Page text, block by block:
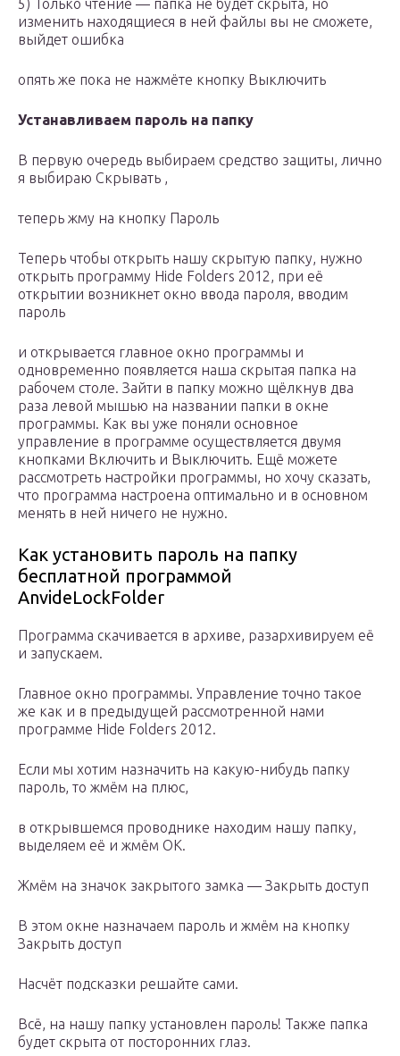
5) Только чтение — папка не будет скрыта, но
изменить находящиеся в ней файлы вы не сможете,
выйдет ошибка
опять же пока не нажмёте кнопку Выключить
Устанавливаем пароль на папку
В первую очередь выбираем средство защиты, лично
я выбираю Скрывать ,
теперь жму на кнопку Пароль
Теперь чтобы открыть нашу скрытую папку, нужно
открыть программу Hide Folders 2012, при её
открытии возникнет окно ввода пароля, вводим
пароль
и открывается главное окно программы и
одновременно появляется наша скрытая папка на
рабочем столе. Зайти в папку можно щёлкнув два
раза левой мышью на названии папки в окне
программы. Как вы уже поняли основное
управление в программе осуществляется двумя
кнопками Включить и Выключить. Ещё можете
рассмотреть настройки программы, но хочу сказать,
что программа настроена оптимально и в основном
менять в ней ничего не нужно.
Как установить пароль на папку
бесплатной программой
AnvideLockFolder
Программа скачивается в архиве, разархивируем её
и запускаем.
Главное окно программы. Управление точно такое
же как и в предыдущей рассмотренной нами
программе Hide Folders 2012.
Если мы хотим назначить на какую-нибудь папку
пароль, то жмём на плюс,
в открывшемся проводнике находим нашу папку,
выделяем её и жмём ОК.
Жмём на значок закрытого замка — Закрыть доступ
В этом окне назначаем пароль и жмём на кнопку
Закрыть доступ
Насчёт подсказки решайте сами.
Всё, на нашу папку установлен пароль! Также папка
будет скрыта от посторонних глаз.